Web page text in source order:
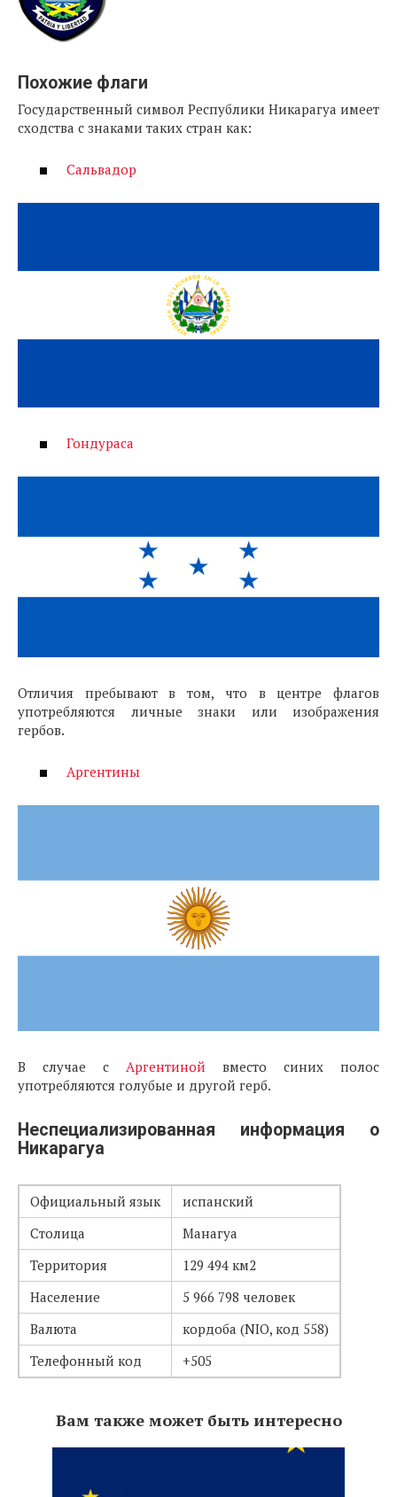
Похожие флаги
Государственный символ Республики Никарагуа имеет
сходства с знаками таких стран как:
Сальвадор
Гондураса
Отличия пребывают в том, что в центре флагов
употребляются личные знаки или изображения
гербов.
Аргентины
В случае с Аргентиной вместо синих полос
употребляются голубые и другой герб.
Неспециализированная информация о
Никарагуа
Официальный язык
испанский
Столица
Манагуа
Территория
129 494 км2
Население
5 966 798 человек
Валюта
кордоба (NIO, код 558)
Телефонный код
+505
Вам также может быть интересно